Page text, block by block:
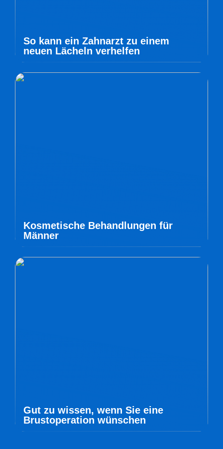
So kann ein Zahnarzt zu einem
neuen Lächeln verhelfen
Kosmetische Behandlungen für
Männer
Gut zu wissen, wenn Sie eine
Brustoperation wünschen